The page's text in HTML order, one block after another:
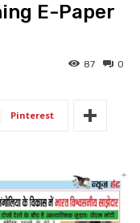
E-Paper
0
87
Pinterest